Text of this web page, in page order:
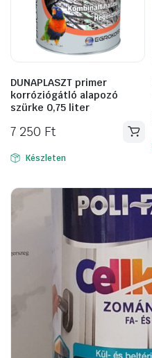
DUNAPLASZT primer
korróziógátló alapozó
szürke 0,75 liter
7 250 Ft
Készleten